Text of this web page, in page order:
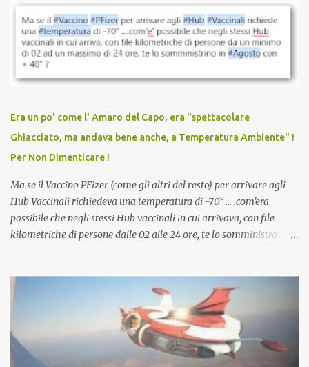
vaccinazione. Non avevamo mai sentito parlare di ricompense,
sconti, incentivi per vaccinarsi. Non avevamo mai visto
discriminazioni per coloro che non l’hanno fatto. Se non sei stato
vaccinato, nessuno aveva prima cercato di farti sentire una
persona cattiva. Non avevamo mai visto un vaccino che minacci le
vaccino usato per minacciare i mezzi di sussistenza, il lavoro o la
scuola. Non avevamo mai visto un vaccino che permettesse a un
dodicenne di ignorare il consenso dei genitori. Dopo tutti i vaccini
che abbiamo elencato sopra...
Era un po' come l' Amaro del Capo, era "spettacolare
Ghiacciato, ma andava bene anche, a Temperatura Ambiente" !
Per Non Dimenticare !
Ma se il Vaccino PFizer (come gli altri del resto) per arrivare agli
Hub Vaccinali richiedeva una temperatura di -70° ... .com'era
possibile che negli stessi Hub vaccinali in cui arrivava, con file
kilometriche di persone dalle 02 alle 24 ore, te lo somministravano
Vaccino come: l' Amaro del Capo, era "spettacolare Ghiacciato, ma
andava bene anche, a Temperatura Ambiente"! Riproponiamo
l'articolo per NON Dimenticare!